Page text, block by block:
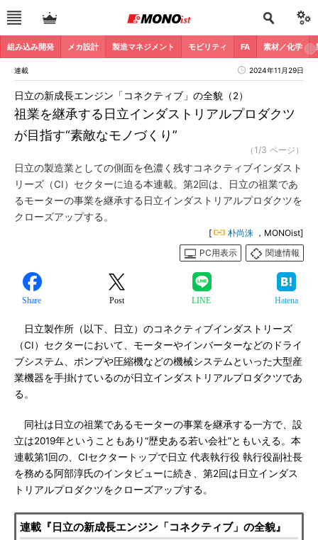
組み込み開発 メカ設計 製造マネジメント モビリティ FA 素材／化学
連載 2024年11月29日
祖業を継承する日立インダストリアルプロダクツ
が目指す“素敵なモノづくり”
日立の新成長エンジン「コネクティブ」の全貌（2）
（1/3 ページ）
日立の製造業としての側面を色濃く残すコネクティブインダスト
リーズ（CI）セクターに迫る本連載。第2回は、日立の祖業であ
るモーターの事業を継承する日立インダストリアルプロダクツを
クローズアップする。
[ 朴尚洙 ，MONOist]
PC用表示
関連情報
Share Post LINE Hatena
日立製作所（以下、日立）のコネクティブインダストリーズ
（CI）セクターにおいて、モーターやインバーターなどのドライ
ブシステム、ポンプや圧縮機などの機械システムといった大型産
業機器を手掛けているのが日立インダストリアルプロダクツであ
る。
同社は日立の祖業であるモーターの事業を継承する一方で、設
立は2019年ということもあり“歴史ある若い会社”ともいえる。本
連載第1回の、CIセクタートップで日立 代表執行役 執行役副社長
を務める阿部淳氏のインタビューに続き、第2回は日立インダス
トリアルプロダクツをクローズアップする。
連載『日立の新成長エンジン「コネクティブ」の全貌』